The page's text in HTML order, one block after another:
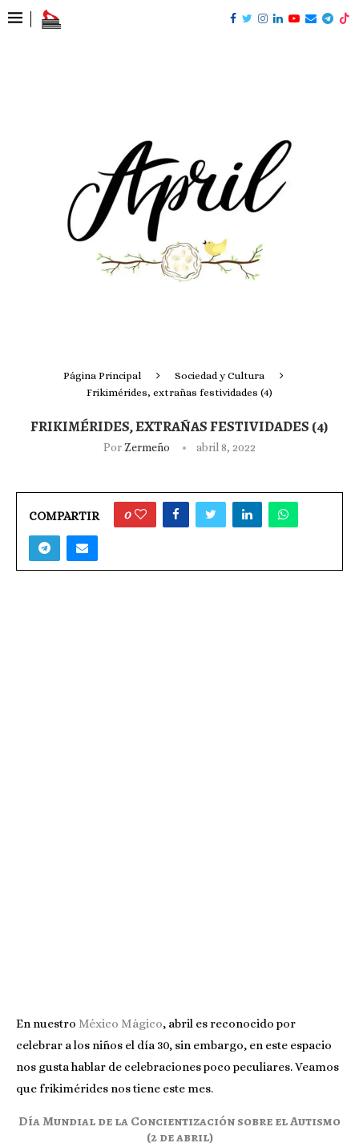
Página Principal
Sociedad y Cultura
Frikimérides, extrañas festividades (4)
FRIKIMÉRIDES, EXTRAÑAS FESTIVIDADES (4)
PorZermeño abril 8, 2022
COMPARTIR 0
En nuestro México Mágico, abril es reconocido por
celebrar a los niños el día 30, sin embargo, en este espacio
nos gusta hablar de celebraciones poco peculiares. Veamos
que frikimérides nos tiene este mes.
Día Mundial de la Concientización sobre el Autismo
(2 de abril)